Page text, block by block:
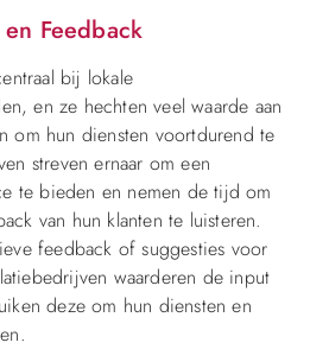
Feedback
bij lokale
en ze hechten veel waarde aan
om hun diensten voortdurend te
streven ernaar om een
te bieden en nemen de tijd om
van hun klanten te luisteren.
feedback of suggesties voor
waarderen de input
deze om hun diensten en